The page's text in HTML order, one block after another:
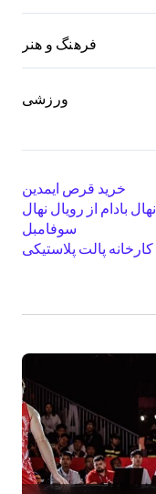
فرهنگ و هنر
ورزشی
خرید قرص ایمدین
نهال بادام از رویال نهال
سوفامبل
کارخانه پالت پلاستیکی